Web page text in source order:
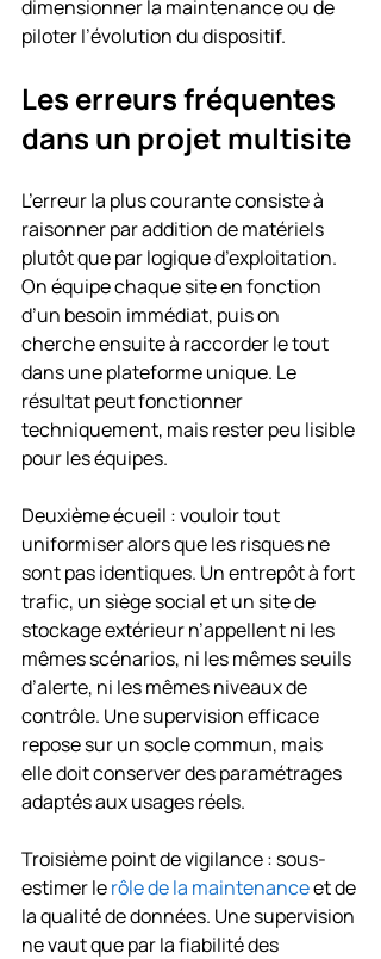
dimensionner la maintenance ou de
piloter l’évolution du dispositif.
Les erreurs fréquentes
dans un projet multisite
L’erreur la plus courante consiste à
raisonner par addition de matériels
plutôt que par logique d’exploitation.
On équipe chaque site en fonction
d’un besoin immédiat, puis on
cherche ensuite à raccorder le tout
dans une plateforme unique. Le
résultat peut fonctionner
techniquement, mais rester peu lisible
pour les équipes.
Deuxième écueil : vouloir tout
uniformiser alors que les risques ne
sont pas identiques. Un entrepôt à fort
trafic, un siège social et un site de
stockage extérieur n’appellent ni les
mêmes scénarios, ni les mêmes seuils
d’alerte, ni les mêmes niveaux de
contrôle. Une supervision efficace
repose sur un socle commun, mais
elle doit conserver des paramétrages
adaptés aux usages réels.
Troisième point de vigilance : sous-
estimer le rôle de la maintenance et de
la qualité de données. Une supervision
ne vaut que par la fiabilité des